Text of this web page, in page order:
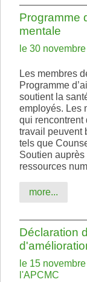
Programme
mentale
le 30
Les membres
Programme
soutient la
employés. Les
qui rencontrent
travail peuvent
tels que
Soutien
ressources
more...
Déclaration
le 15
l'APCMC